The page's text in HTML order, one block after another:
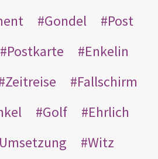
Gondel
Post
Postkarte
Enkelin
Zeitreise
Fallschirm
Golf
Ehrlich
Umsetzung
Witz